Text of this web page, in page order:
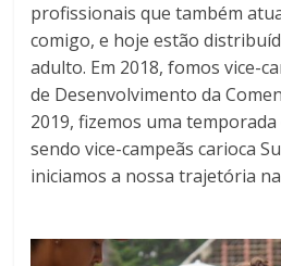
profissionais que também
comigo, e hoje estão
adulto. Em 2018, fomos vice-
de Desenvolvimento da
2019, fizemos uma
sendo vice-campeãs carioca
iniciamos a nossa trajetória na